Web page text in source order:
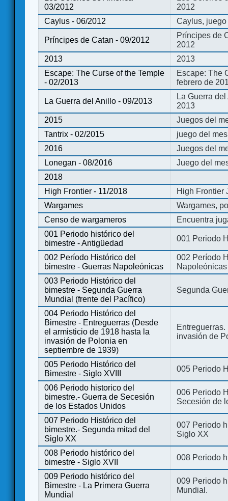
03/2012
2012
Caylus - 06/2012
Caylus,
Príncipes de Catan - 09/2012
Príncipes de
2012
2013
2013
Escape: The Curse of the Temple
- 02/2013
Escape: The
febrero de
La Guerra del Anillo - 09/2013
La Guerra
2013
2015
Juegos del
Tantrix - 02/2015
juego del
2016
Juegos del
Lonegan - 08/2016
Juego del
2018
High Frontier - 11/2018
High Frontier
Wargames
Wargames,
Censo de wargameros
Encuentra
001 Periodo histórico del
bimestre - Antigüedad
001 Periodo
002 Período Histórico del
bimestre - Guerras Napoleónicas
002 Período
Napoleónicas
003 Periodo Histórico del
bimestre - Segunda Guerra
Mundial (frente del Pacífico)
Segunda
004 Periodo Histórico del
Bimestre - Entreguerras (Desde
el armisticio de 1918 hasta la
invasión de Polonia en
septiembre de 1939)
invasión de
005 Periodo Histórico del
Bimestre - Siglo XVIII
005 Periodo
006 Periodo historico del
bimestre.- Guerra de Secesión
de los Estados Unidos
006 Periodo
Secesión de
007 Periodo Histórico del
bimestre.- Segunda mitad del
Siglo XX
007 Periodo
Siglo XX
008 Periodo histórico del
bimestre - Siglo XVII
008 Periodo
009 Periodo histórico del
Bimestre - La Primera Guerra
Mundial
009 Periodo
Mundial.